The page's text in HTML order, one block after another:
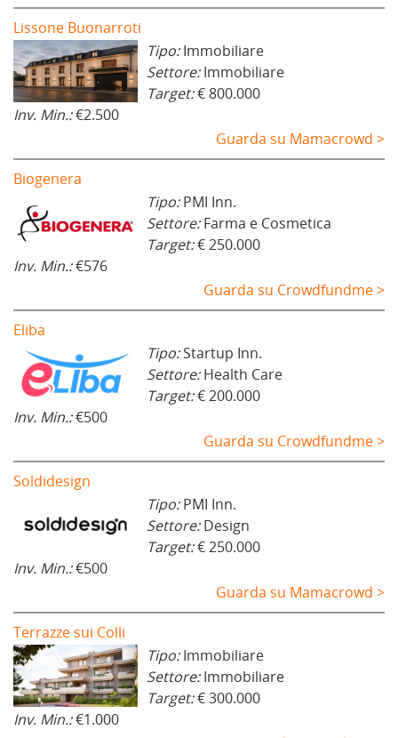
Lissone Buonarroti
Tipo:Immobiliare
Settore:Immobiliare
Target:€ 800.000
Inv. Min.:€2.500
Guarda su Mamacrowd >
Biogenera
Tipo:PMI Inn.
Settore:Farma e Cosmetica
Target:€ 250.000
Inv. Min.:€576
Guarda su Crowdfundme >
Eliba
Tipo:Startup Inn.
Settore:Health Care
Target:€ 200.000
Inv. Min.:€500
Guarda su Crowdfundme >
Soldidesign
Tipo:PMI Inn.
Settore:Design
Target:€ 250.000
Inv. Min.:€500
Guarda su Mamacrowd >
Terrazze sui Colli
Tipo:Immobiliare
Settore:Immobiliare
Target:€ 300.000
Inv. Min.:€1.000